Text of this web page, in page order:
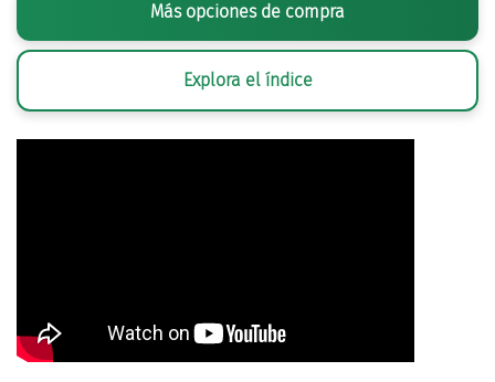
Más opciones de compra
Explora el índice